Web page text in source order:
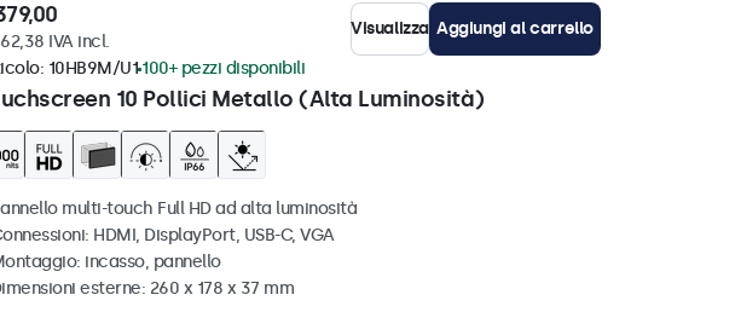
IVA incl.
Visualizza Aggiungi al carrello
10 Pollici Metallo (Alta Luminosità)
10HB9M/U1 100+ pezzi disponibili
multi-touch Full HD ad alta luminosità
HDMI, DisplayPort, USB-C, VGA
incasso, pannello
esterne: 260 x 178 x 37 mm